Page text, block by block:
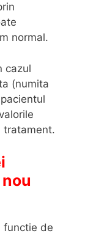
normal.
cazul
(numita
tratament.
functie de